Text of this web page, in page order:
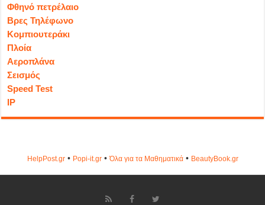
Φθηνό πετρέλαιο
Βρες Τηλέφωνο
Κομπιουτεράκι
Πλοία
Αεροπλάνα
Σεισμός
Speed Test
IP
HelpPost.gr• Popi-it.gr•Όλα για τα Μαθηματικά• ΒeautyΒook.gr